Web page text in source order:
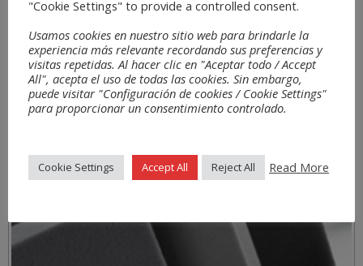
Materialen
"Cookie Settings" to provide a controlled consent.
Usamos cookies en nuestro sitio web para brindarle la
experiencia más relevante recordando sus preferencias y
visitas repetidas. Al hacer clic en "Aceptar todo / Accept
All", acepta el uso de todas las cookies. Sin embargo,
puede visitar "Configuración de cookies / Cookie Settings"
para proporcionar un consentimiento controlado.
Cookie Settings Accept All Reject All Read More